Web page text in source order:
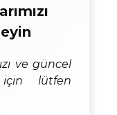
ve güncel
için lütfen